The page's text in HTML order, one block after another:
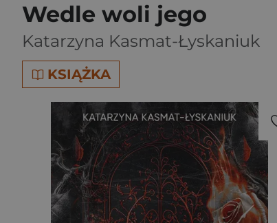
Wedle woli jego
Katarzyna Kasmat-Łyskaniuk
KSIĄŻKA